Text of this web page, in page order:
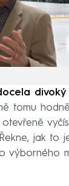
divoký
tomu
jak to
výborného